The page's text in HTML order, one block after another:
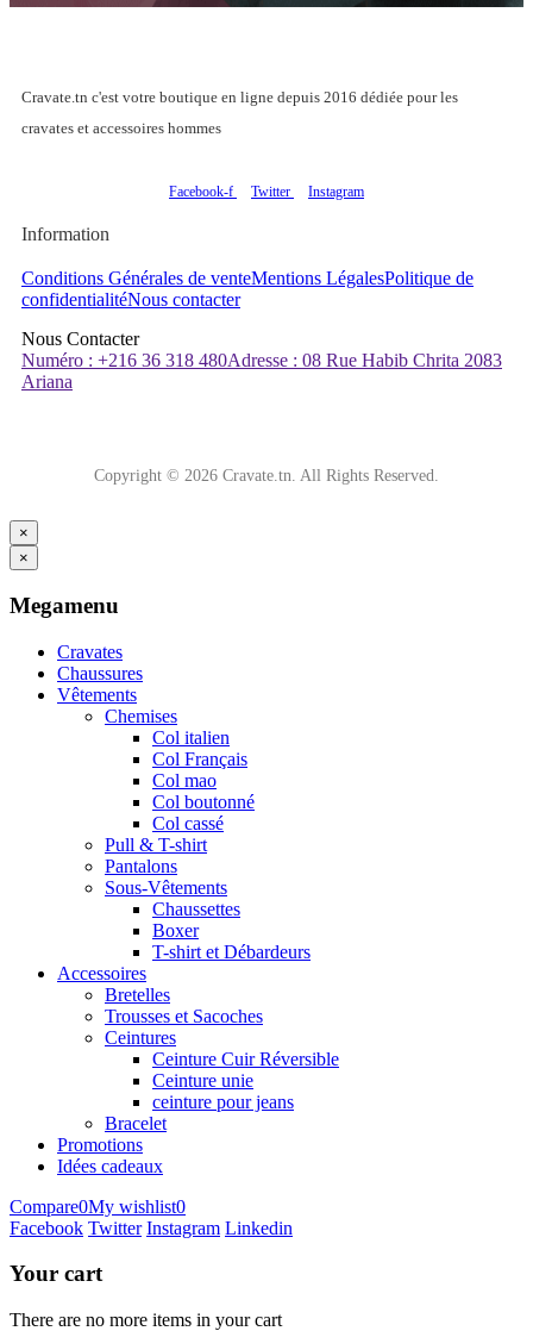
Cravate.tn c'est votre boutique en ligne depuis 2016 dédiée pour les
cravates et accessoires hommes
Facebook-f Twitter Instagram
Information
Conditions Générales de venteMentions LégalesPolitique de
confidentialitéNous contacter
Nous Contacter
Numéro : +216 36 318 480Adresse : 08 Rue Habib Chrita 2083
Ariana
Copyright © 2026 Cravate.tn. All Rights Reserved.
×
×
Megamenu
Cravates
Chaussures
Vêtements
Chemises
Col italien
Col Français
Col mao
Col boutonné
Col cassé
Pull & T-shirt
Pantalons
Sous-Vêtements
Chaussettes
Boxer
T-shirt et Débardeurs
Accessoires
Bretelles
Trousses et Sacoches
Ceintures
Ceinture Cuir Réversible
Ceinture unie
ceinture pour jeans
Bracelet
Promotions
Idées cadeaux
Compare0My wishlist0
Facebook Twitter Instagram Linkedin
Your cart
There are no more items in your cart